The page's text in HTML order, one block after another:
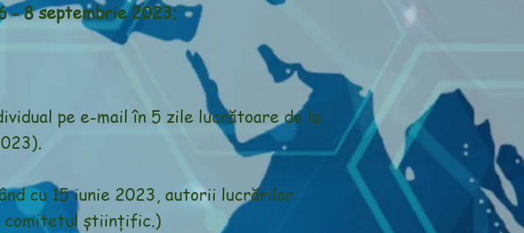
2023;
pe e-mail în 5 zile lucrătoare de la
cu 15 iunie 2023, autorii lucrărilor
comitetul științific.)